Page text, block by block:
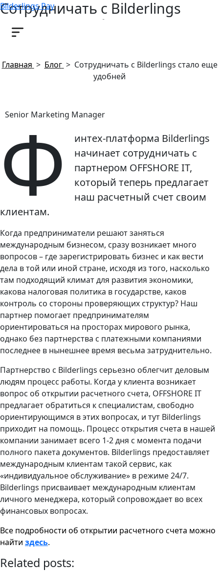
Bilderlings Pay
Сотрудничать с Bilderlings
стало еще удобней
Главная > Блог > Сотрудничать с Bilderlings стало еще
удобней
Senior Marketing Manager
Ф
интех-платформа Bilderlings
начинает сотрудничать с
партнером OFFSHORE IT,
который теперь предлагает
наш расчетный счет своим
клиентам.
Когда предприниматели решают заняться
международным бизнесом, сразу возникает много
вопросов – где зарегистрировать бизнес и как вести
дела в той или иной стране, исходя из того, насколько
там подходящий климат для развития экономики,
какова налоговая политика в государстве, каков
контроль со стороны проверяющих структур? Наш
партнер помогает предпринимателям
ориентироваться на просторах мирового рынка,
однако без партнерства с платежными компаниями
последнее в нынешнее время весьма затруднительно.
Партнерство с Bilderlings серьезно облегчит деловым
людям процесс работы. Когда у клиента возникает
вопрос об открытии расчетного счета, OFFSHORE IT
предлагает обратиться к специалистам, свободно
ориентирующимся в этих вопросах, и тут Bilderlings
приходит на помощь. Процесс открытия счета в нашей
компании занимает всего 1-2 дня с момента подачи
полного пакета документов. Bilderlings предоставляет
международным клиентам такой сервис, как
«индивидуальное обслуживание» в режиме 24/7.
Bilderlings присваивает международным клиентам
личного менеджера, который сопровождает во всех
финансовых вопросах.
Все подробности об открытии расчетного счета можно
найти здесь.
Related posts: